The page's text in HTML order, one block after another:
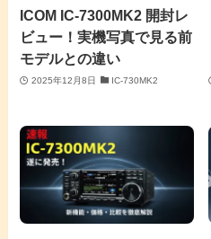
ICOM IC-7300MK2 開封レ
ビュー！実機写真で見る前
モデルとの違い
2025年12月8日 IC-730MK2